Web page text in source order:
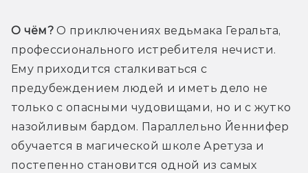
О чём? О приключениях ведьмака Геральта,
профессионального истребителя нечисти.
Ему приходится сталкиваться с
предубеждением людей и иметь дело не
только с опасными чудовищами, но и с жутко
назойливым бардом. Параллельно Йеннифер
обучается в магической школе Аретуза и
постепенно становится одной из самых